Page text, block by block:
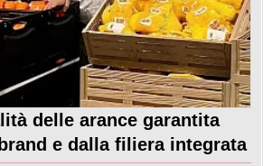
delle arance garantita
e dalla filiera integrata